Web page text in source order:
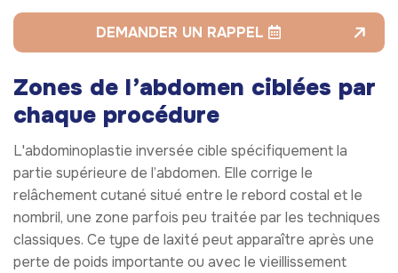
DEMANDER UN RAPPEL
Zones de l’abdomen ciblées par
chaque procédure
L'abdominoplastie inversée cible spécifiquement la
partie supérieure de l’abdomen. Elle corrige le
relâchement cutané situé entre le rebord costal et le
nombril, une zone parfois peu traitée par les techniques
classiques. Ce type de laxité peut apparaître après une
perte de poids importante ou avec le vieillissement